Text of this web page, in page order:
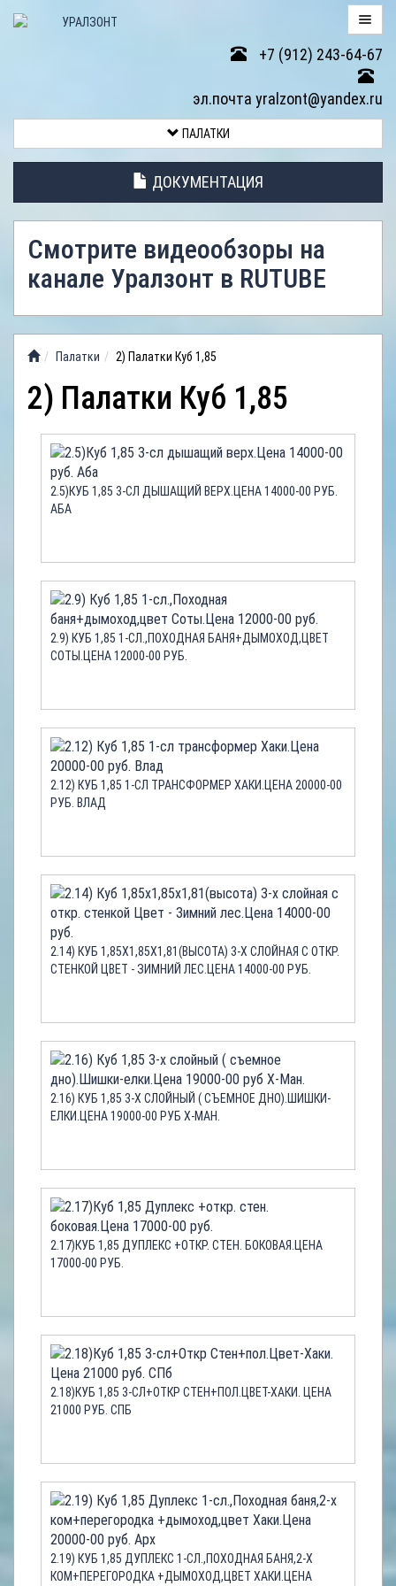
+7 (912) 243-64-67
эл.почта yralzont@yandex.ru
ТОВАРА
ПАЛАТОК
АНТИДОЖДЕВЫЕ
ТЕНТЫ
ВИДЕООБЗОР
ОТЗЫВЫ
КОНТАКТЫ
ПАЛАТКИ
ДОКУМЕНТАЦИЯ
Смотрите видеообзоры на
канале Уралзонт в RUTUBE
Палатки 2) Палатки Куб 1,85
2) Палатки Куб 1,85
2.5)КУБ 1,85 3-СЛ ДЫШАЩИЙ ВЕРХ.ЦЕНА 14000-00 РУБ.
АБА
2.9) КУБ 1,85 1-СЛ.,ПОХОДНАЯ БАНЯ+ДЫМОХОД,ЦВЕТ
СОТЫ.ЦЕНА 12000-00 РУБ.
2.12) КУБ 1,85 1-СЛ ТРАНСФОРМЕР ХАКИ.ЦЕНА 20000-00
РУБ. ВЛАД
2.14) КУБ 1,85Х1,85Х1,81(ВЫСОТА) 3-Х СЛОЙНАЯ С ОТКР.
СТЕНКОЙ ЦВЕТ - ЗИМНИЙ ЛЕС.ЦЕНА 14000-00 РУБ.
2.16) КУБ 1,85 3-Х СЛОЙНЫЙ ( СЪЕМНОЕ ДНО).ШИШКИ-
ЕЛКИ.ЦЕНА 19000-00 РУБ Х-МАН.
2.17)КУБ 1,85 ДУПЛЕКС +ОТКР. СТЕН. БОКОВАЯ.ЦЕНА
17000-00 РУБ.
2.18)КУБ 1,85 3-СЛ+ОТКР СТЕН+ПОЛ.ЦВЕТ-ХАКИ. ЦЕНА
21000 РУБ. СПБ
2.19) КУБ 1,85 ДУПЛЕКС 1-СЛ.,ПОХОДНАЯ БАНЯ,2-Х
КОМ+ПЕРЕГОРОДКА +ДЫМОХОД,ЦВЕТ ХАКИ.ЦЕНА